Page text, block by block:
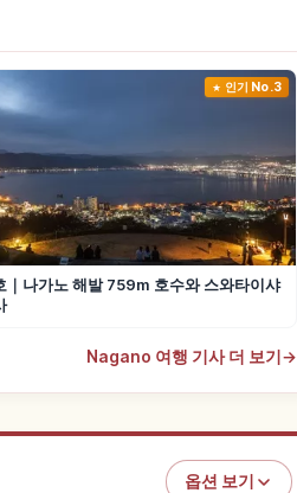
인기 No.3
｜나가노 해발 759m 호수와 스와타이샤
Nagano 여행 기사 더 보기 →
옵션 보기